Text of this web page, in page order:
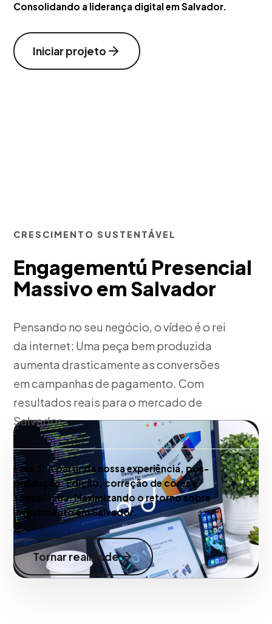
Consolidando a liderança digital em Salvador.
Iniciar projeto
CRESCIMENTO SUSTENTÁVEL
Engagementú Presencial
Massivo em Salvador
Pensando no seu negócio, o vídeo é o rei
da internet; Uma peça bem produzida
aumenta drasticamente as conversões
em campanhas de pagamento. Com
resultados reais para o mercado de
Salvador.
Fase 3: A partir da nossa experiência, pós-
produção: Edição, correção de cores e
sonoplastia. Maximizando o retorno sobre
investimento em Salvador.
Tornar realidade